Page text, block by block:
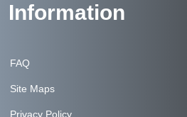
Information
FAQ
Site Maps
Privacy Policy